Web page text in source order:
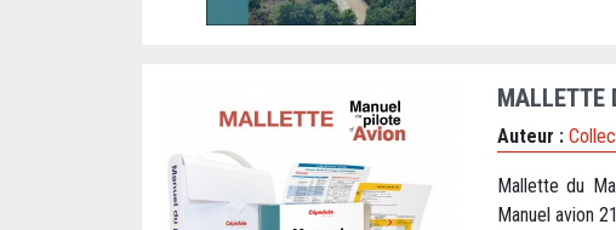
MALLETTE
Auteur :
Mallette du
Manuel avion